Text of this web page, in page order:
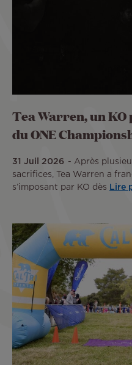
Tea Warren, un
du ONE
31 Juil 2026
Après
sacrifices, Tea Warren a
s’imposant par KO dès
Lire